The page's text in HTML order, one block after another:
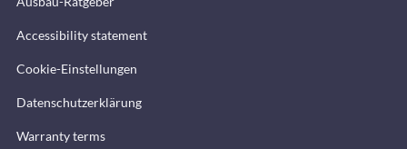
Accessibility statement
Cookie-Einstellungen
Datenschutzerklärung
Warranty terms